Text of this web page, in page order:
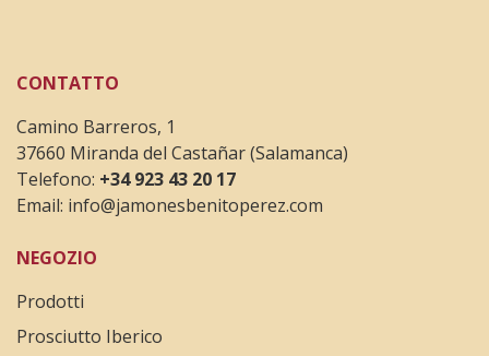
CONTATTO
Camino Barreros, 1
37660 Miranda del Castañar (Salamanca)
Telefono: +34 923 43 20 17
Email: info@jamonesbenitoperez.com
NEGOZIO
Prodotti
Prosciutto Iberico